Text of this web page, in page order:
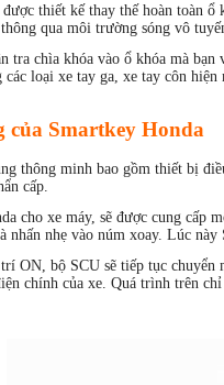
thiết kế thay thế hoàn toàn
qua môi trường sóng vô
chìa khóa vào ổ khóa mà bạn
loại xe tay ga, xe tay côn
của Smartkey Honda
thông minh bao gồm thiết bị
cấp.
cho xe máy, sẽ được cung
nhẹ vào núm xoay. Lúc
ON, bộ SCU sẽ tiếp tục
chính của xe. Quá trình trên